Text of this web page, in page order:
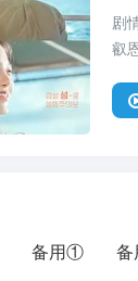
剧
叡
备用①